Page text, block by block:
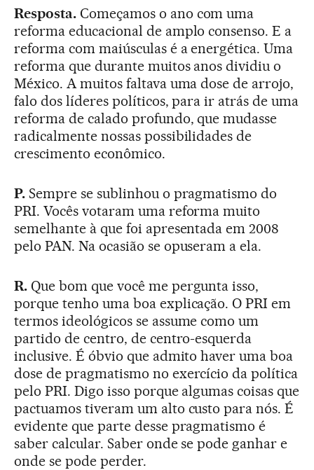
Resposta.Começamos o ano com uma
reforma educacional de amplo consenso. E a
reforma com maiúsculas é a energética. Uma
reforma que durante muitos anos dividiu o
México. A muitos faltava uma dose de arrojo,
falo dos líderes políticos, para ir atrás de uma
reforma de calado profundo, que mudasse
radicalmente nossas possibilidades de
crescimento econômico.
P.Sempre se sublinhou o pragmatismo do
PRI. Vocês votaram uma reforma muito
semelhante à que foi apresentada em 2008
pelo PAN. Na ocasião se opuseram a ela.
R.Que bom que você me pergunta isso,
porque tenho uma boa explicação. O PRI em
termos ideológicos se assume como um
partido de centro, de centro-esquerda
inclusive. É óbvio que admito haver uma boa
dose de pragmatismo no exercício da política
pelo PRI. Digo isso porque algumas coisas que
pactuamos tiveram um alto custo para nós. É
evidente que parte desse pragmatismo é
saber calcular. Saber onde se pode ganhar e
onde se pode perder.